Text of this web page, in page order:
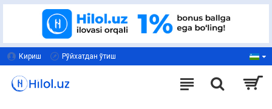
Кириш Рўйхатдан ўтиш